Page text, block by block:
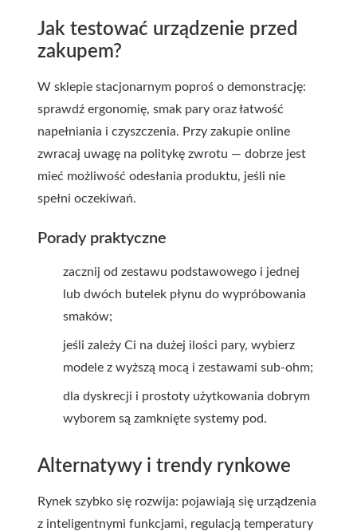
Jak testować urządzenie przed
zakupem?
W sklepie stacjonarnym poproś o demonstrację:
sprawdź ergonomię, smak pary oraz łatwość
napełniania i czyszczenia. Przy zakupie online
zwracaj uwagę na politykę zwrotu — dobrze jest
mieć możliwość odesłania produktu, jeśli nie
spełni oczekiwań.
Porady praktyczne
zacznij od zestawu podstawowego i jednej
lub dwóch butelek płynu do wypróbowania
smaków;
jeśli zależy Ci na dużej ilości pary, wybierz
modele z wyższą mocą i zestawami sub-ohm;
dla dyskrecji i prostoty użytkowania dobrym
wyborem są zamknięte systemy pod.
Alternatywy i trendy rynkowe
Rynek szybko się rozwija: pojawiają się urządzenia
z inteligentnymi funkcjami, regulacją temperatury